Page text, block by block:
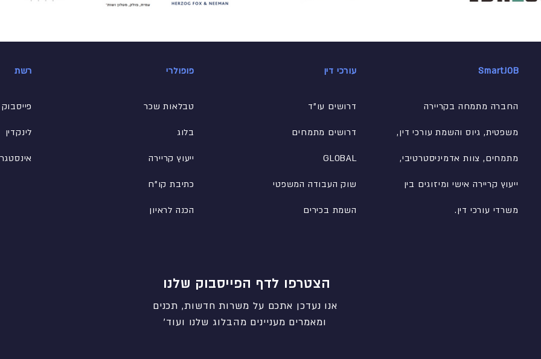
רשת
פייסבוק
לינקדין
פופולרי
טבלאות שכר
בלוג
ייעוץ קריירה
כתיבת קו"ח
הכנה לראיון
עורכי דין
דרושים עו"ד
דרושים מתמחים
GLOBAL
שוק העבודה המשפטי
השמת בכירים
SmartJOB
החברה מתמחה בקריירה
משפטית, גיוס והשמת עורכי דין,
מתמחים, צוות אדמיניסטרטיבי,
ייעוץ קריירה אישי ומיזוגים בין
משרדי עורכי דין.
הצטרפו לדף הפייסבוק שלנו
אנו נעדכן אתכם על משרות חדשות, תכנים
ומאמרים מעניינים מהבלוג שלנו ועוד'